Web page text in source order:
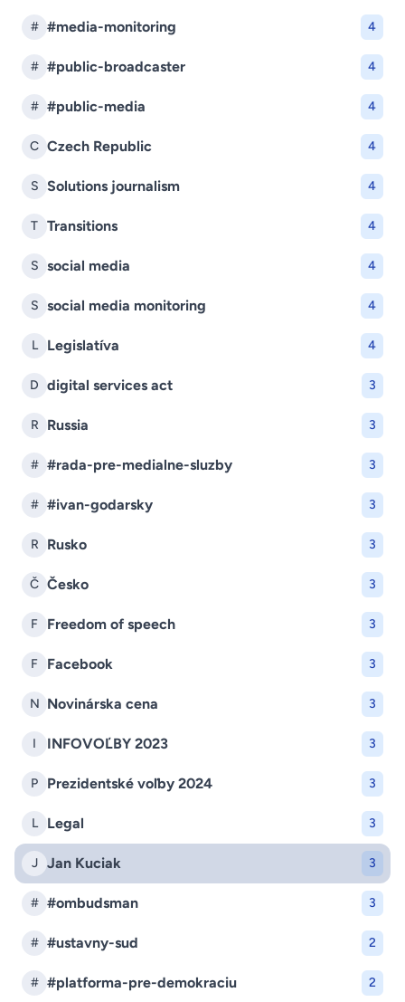
# #media-monitoring 4
# #public-broadcaster 4
# #public-media 4
C Czech Republic 4
S Solutions journalism 4
T Transitions 4
S social media 4
S social media monitoring 4
L Legislatíva 4
D digital services act 3
R Russia 3
# #rada-pre-medialne-sluzby 3
# #ivan-godarsky 3
R Rusko 3
Č Česko 3
F Freedom of speech 3
F Facebook 3
N Novinárska cena 3
I INFOVOĽBY 2023 3
P Prezidentské voľby 2024 3
L Legal 3
J Jan Kuciak 3
# #ombudsman 3
# #ustavny-sud 2
# #platforma-pre-demokraciu 2